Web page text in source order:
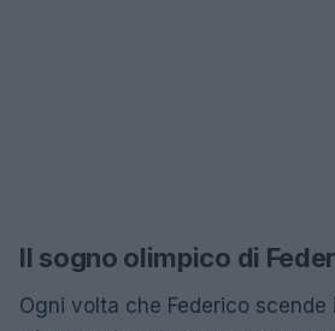
Il sogno olimpico di
Ogni volta che Federico